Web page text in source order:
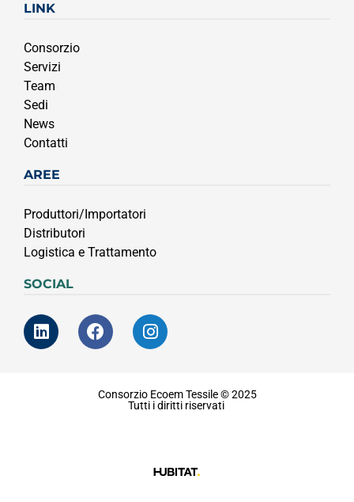
LINK
Consorzio
Servizi
Team
Sedi
News
Contatti
AREE
Produttori/Importatori
Distributori
Logistica e Trattamento
SOCIAL
Consorzio Ecoem Tessile © 2025
Tutti i diritti riservati